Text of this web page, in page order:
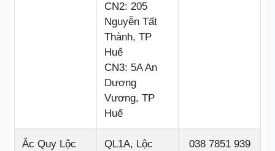
CN2: 205
Nguyễn Tất
Thành, TP
Huế
CN3: 5A An
Dương
Vương, TP
Huế
Ắc Quy Lộc
QL1A, Lộc
038 7851 939